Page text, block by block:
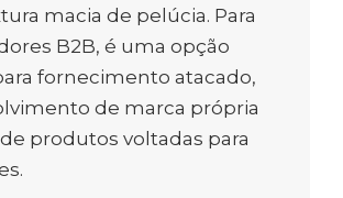
macia de pelúcia. Para
B2B, é uma opção
fornecimento atacado,
de marca própria
produtos voltadas para